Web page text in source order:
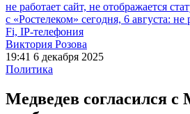
не работает сайт, не отображается
с «Ростелеком» сегодня, 6 августа: не
Fi, IP-телефония
Виктория Розова
19:41 6 декабря 2025
Политика
Медведев согласился